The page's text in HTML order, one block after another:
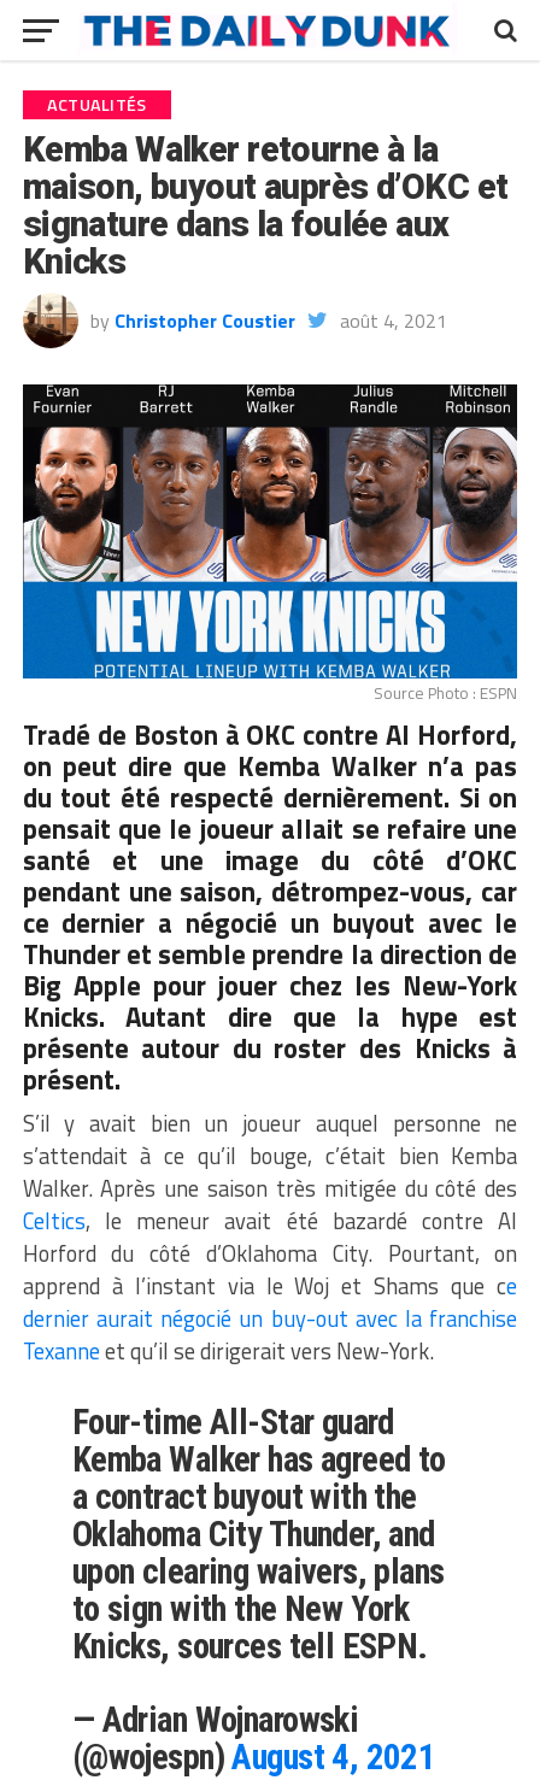
ACTUALITÉS
Kemba Walker retourne à la
maison, buyout auprès d’OKC et
signature dans la foulée aux
Knicks
by Christopher Coustier août 4, 2021
Source Photo : ESPN
Tradé de Boston à OKC contre Al Horford,
on peut dire que Kemba Walker n’a pas
du tout été respecté dernièrement. Si on
pensait que le joueur allait se refaire une
santé et une image du côté d’OKC
pendant une saison, détrompez-vous, car
ce dernier a négocié un buyout avec le
Thunder et semble prendre la direction de
Big Apple pour jouer chez les New-York
Knicks. Autant dire que la hype est
présente autour du roster des Knicks à
présent.
S’il y avait bien un joueur auquel personne ne
s’attendait à ce qu’il bouge, c’était bien Kemba
Walker. Après une saison très mitigée du côté des
Celtics, le meneur avait été bazardé contre Al
Horford du côté d’Oklahoma City. Pourtant, on
apprend à l’instant via le Woj et Shams que ce
dernier aurait négocié un buy-out avec la franchise
Texanneet qu’il se dirigerait vers New-York.
Four-time All-Star guard
Kemba Walker has agreed to
a contract buyout with the
Oklahoma City Thunder, and
upon clearing waivers, plans
to sign with the New York
Knicks, sources tell ESPN.
— Adrian Wojnarowski
(@wojespn)August 4, 2021